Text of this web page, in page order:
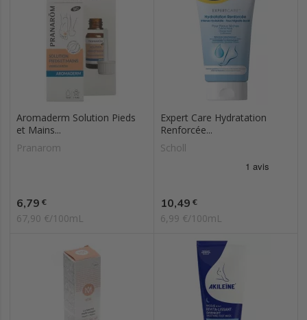
Aromaderm Solution Pieds
et Mains...
Pranarom
Prix
6,79 €
67,90 €/100mL
Expert Care Hydratation
Renforcée...
Scholl
Prix
10,49 €
6,99 €/100mL